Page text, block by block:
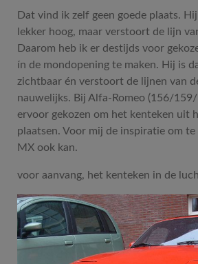
Dat vind ik zelf geen goede plaats.
lekker hoog, maar verstoort de lijn
Daarom heb ik er destijds voor
ín de mondopening te maken. Hij is
zichtbaar én verstoort de lijnen van
nauwelijks. Bij Alfa-Romeo (156/
ervoor gekozen om het kenteken uit
plaatsen. Voor mij de inspiratie om
MX ook kan.
voor aanvang, het kenteken in de